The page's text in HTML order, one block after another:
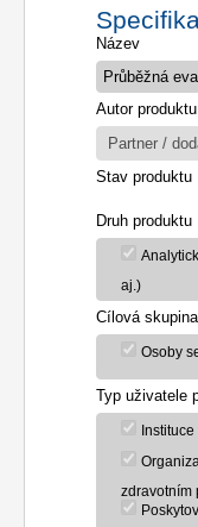
Název
Autor produktu
Stav produktu
Druh produktu
aj.)
Cílová skupina
Osoby
Typ uživatele
zdravotním